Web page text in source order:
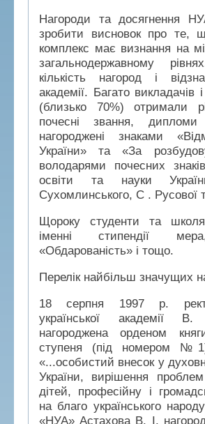
Нагороди та досягнення
зробити висновок про те,
комплекс має визнання на
загальнодержавному
кількість нагород і
академії. Багато викладачів і
(близько 70%) отримали
почесні звання,
нагороджені знаками
України» та «За
володарями почесних
освіти та науки
Сухомлинського, С . Русової
Щороку студенти та
іменні стипендії
«Обдарованість» і тощо.
Перелік найбільш значущих
18 серпня 1997 р.
української академії
нагороджена орденом
ступеня (під номером
«...особистий внесок у
України, вирішення
дітей, професійну і
на благо українського
«НУА» Астахова В. І.